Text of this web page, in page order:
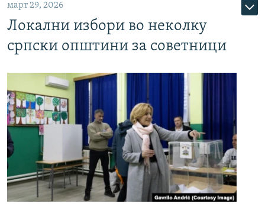
март 29, 2026
Локални избори во неколку
српски општини за советници